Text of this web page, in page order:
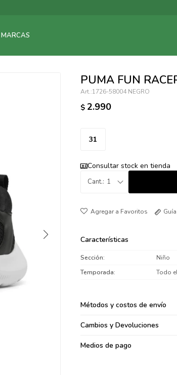
MARCAS
PUMA FUN
1726-58004 NEGRO
$ 2.990
31
Consultar stock en tienda
1
Características
Sección
Niño
Temporada
Todo
Métodos y costos de envío
Cambios y Devoluciones
Medios de pago
095900365
095305135
095277079
095900346
094499984
095900369
095900376
097080133